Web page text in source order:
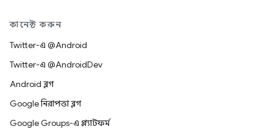
কানেক্ট করুন
Twitter-এ @Android
Twitter-এ @AndroidDev
Android ব্লগ
Google নিরাপত্তা ব্লগ
Google Groups-এ প্ল্যাটফর্ম